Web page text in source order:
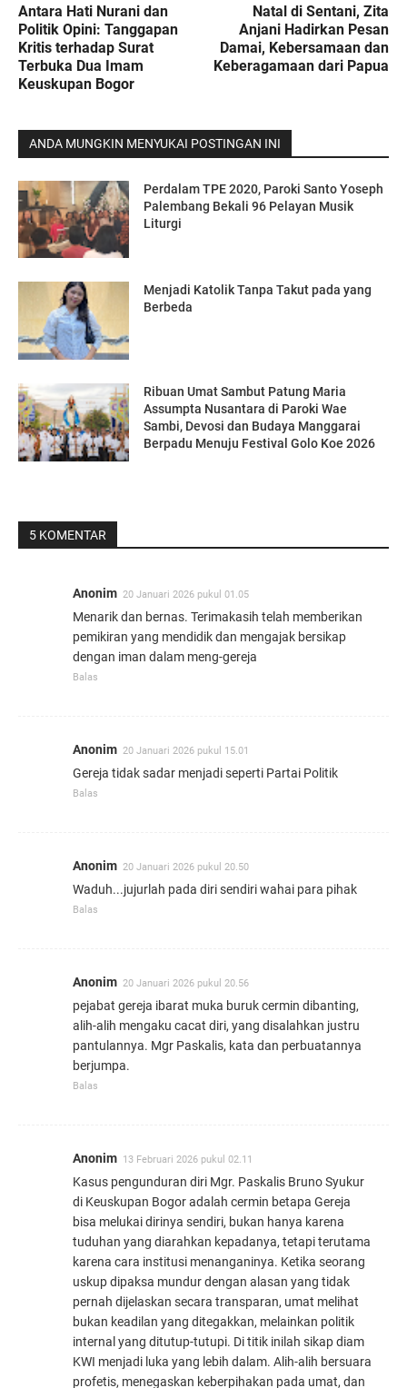
Antara Hati Nurani dan
Politik Opini: Tanggapan
Kritis terhadap Surat
Terbuka Dua Imam
Keuskupan Bogor
Natal di Sentani, Zita
Anjani Hadirkan Pesan
Damai, Kebersamaan dan
Keberagamaan dari Papua
ANDA MUNGKIN MENYUKAI POSTINGAN INI
Perdalam TPE 2020, Paroki Santo Yoseph
Palembang Bekali 96 Pelayan Musik
Liturgi
Menjadi Katolik Tanpa Takut pada yang
Berbeda
Ribuan Umat Sambut Patung Maria
Assumpta Nusantara di Paroki Wae
Sambi, Devosi dan Budaya Manggarai
Berpadu Menuju Festival Golo Koe 2026
5 KOMENTAR
Anonim 20 Januari 2026 pukul 01.05
Menarik dan bernas. Terimakasih telah memberikan
pemikiran yang mendidik dan mengajak bersikap
dengan iman dalam meng-gereja
Balas
Anonim 20 Januari 2026 pukul 15.01
Gereja tidak sadar menjadi seperti Partai Politik
Balas
Anonim 20 Januari 2026 pukul 20.50
Waduh...jujurlah pada diri sendiri wahai para pihak
Balas
Anonim 20 Januari 2026 pukul 20.56
pejabat gereja ibarat muka buruk cermin dibanting,
alih-alih mengaku cacat diri, yang disalahkan justru
pantulannya. Mgr Paskalis, kata dan perbuatannya
berjumpa.
Balas
Anonim 13 Februari 2026 pukul 02.11
Kasus pengunduran diri Mgr. Paskalis Bruno Syukur
di Keuskupan Bogor adalah cermin betapa Gereja
bisa melukai dirinya sendiri, bukan hanya karena
tuduhan yang diarahkan kepadanya, tetapi terutama
karena cara institusi menanganinya. Ketika seorang
uskup dipaksa mundur dengan alasan yang tidak
pernah dijelaskan secara transparan, umat melihat
bukan keadilan yang ditegakkan, melainkan politik
internal yang ditutup-tutupi. Di titik inilah sikap diam
KWI menjadi luka yang lebih dalam. Alih-alih bersuara
profetis, menegaskan keberpihakan pada umat, dan